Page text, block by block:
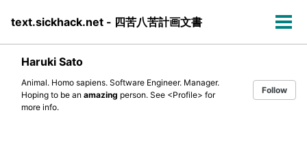
primary
navigation
content
footer
text.sickhack.net - 四苦八苦計画文書
Haruki Sato
Animal. Homo sapiens. Software Engineer. Manager.
Hoping to be an amazing person. See <Profile> for
more info.
Follow